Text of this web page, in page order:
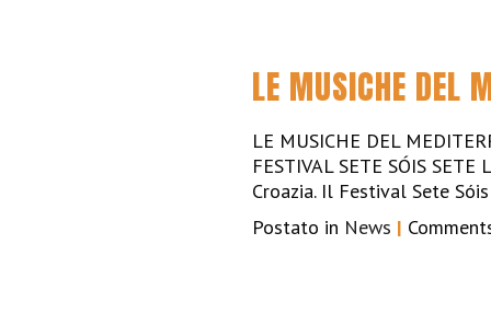
LE MUSICHE DEL
LE MUSICHE DEL
FESTIVAL SETE SÓIS
Croazia. Il Festival Sete
Postato in News |